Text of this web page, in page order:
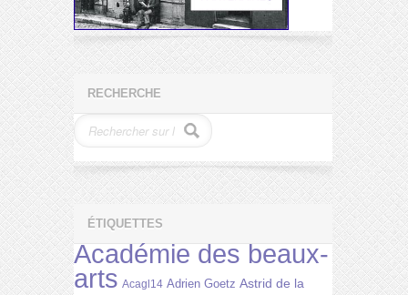
RECHERCHE
ÉTIQUETTES
Académie des beaux-
arts Acagl14 Adrien Goetz Astrid de la